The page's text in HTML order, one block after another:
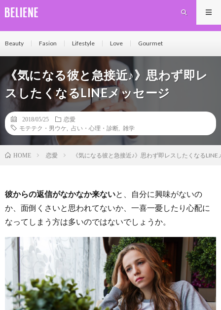
Beauty Fasion Lifestyle Love Gourmet
《気になる彼と急接近♪》思わず即レ
スしたくなるLINEメッセージ
2018/05/25
恋愛
モテテク・男ウケ
占い・心理・診断 雑学
HOME 恋愛 《気になる彼と急接近♪》思わず即レスしたくなるLINE
彼からの返信がなかなか来ないと、自分に興味がないの
か、面倒くさいと思われてないか、一喜一憂したり心配に
なってしまう方は多いのではないでしょうか。